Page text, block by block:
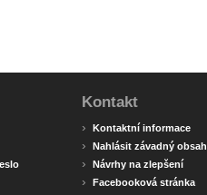
Kontakt
› Kontaktní informace
› Nahlásit závadný obsah
› Návrhy na zlepšení
› Facebooková stránka